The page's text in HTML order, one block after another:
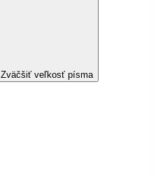
Zväčšiť veľkosť písma